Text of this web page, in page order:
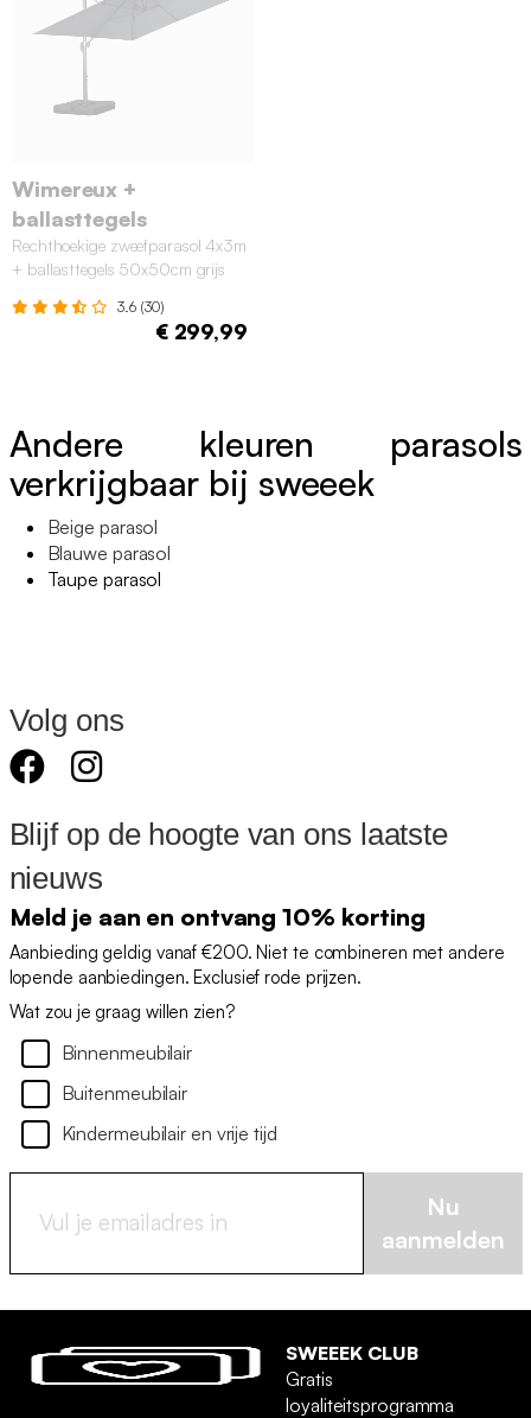
Wimereux +
ballasttegels
Rechthoekige zweefparasol 4x3m
+ ballasttegels 50x50cm grijs
3.6 (30)
€ 299,99
Andere kleuren parasols
verkrijgbaar bij sweeek
Beige parasol
Blauwe parasol
Taupe parasol
Volg ons
Blijf op de hoogte van ons laatste
nieuws
Meld je aan en ontvang 10% korting
Aanbieding geldig vanaf €200. Niet te combineren met andere
lopende aanbiedingen. Exclusief rode prijzen.
Wat zou je graag willen zien?
Binnenmeubilair
Buitenmeubilair
Kindermeubilair en vrije tijd
Nu
aanmelden
SWEEEK CLUB
Gratis
loyaliteitsprogramma